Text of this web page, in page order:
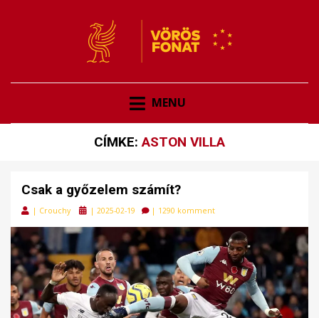
VÖRÖS FONAT
MENU
CÍMKE: ASTON VILLA
Csak a győzelem számít?
| Crouchy
Posted
| 2025-02-19 | 1290 komment